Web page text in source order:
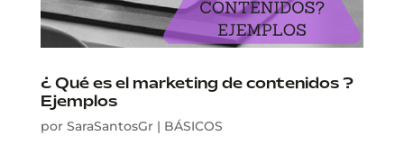
¿ Qué es el marketing de contenidos ?
Ejemplos
por SaraSantosGr| BÁSICOS